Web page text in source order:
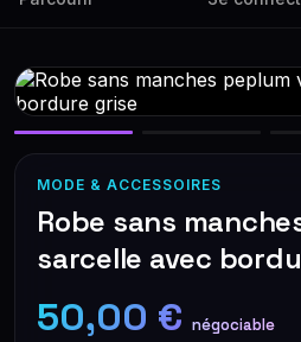
MODE & ACCESSOIRES
Robe sans
sarcelle avec
50,00 € négociable